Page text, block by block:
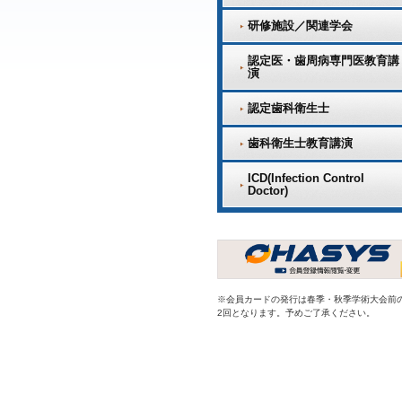
研修施設／関連学会
認定医・歯周病専門医教育講
演
認定歯科衛生士
歯科衛生士教育講演
ICD(Infection Control
Doctor)
※会員カードの発行は春季・秋季学術大会前
2回となります。予めご了承ください。